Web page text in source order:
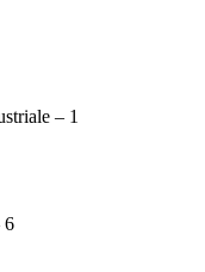
– 1
6